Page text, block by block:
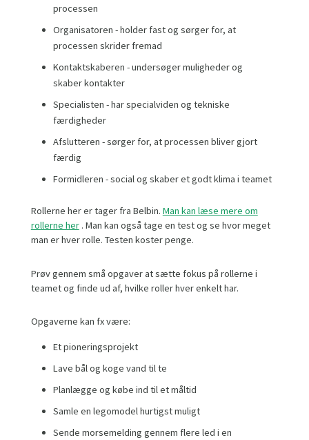
processen
Organisatoren - holder fast og sørger for, at
processen skrider fremad
Kontaktskaberen - undersøger muligheder og
skaber kontakter
Specialisten - har specialviden og tekniske
færdigheder
Afslutteren - sørger for, at processen bliver gjort
færdig
Formidleren - social og skaber et godt klima i teamet
Rollerne her er tager fra Belbin. Man kan læse mere om
rollerne her. Man kan også tage en test og se hvor meget
man er hver rolle. Testen koster penge.
Prøv gennem små opgaver at sætte fokus på rollerne i
teamet og finde ud af, hvilke roller hver enkelt har.
Opgaverne kan fx være:
Et pioneringsprojekt
Lave bål og koge vand til te
Planlægge og købe ind til et måltid
Samle en legomodel hurtigst muligt
Sende morsemelding gennem flere led i en